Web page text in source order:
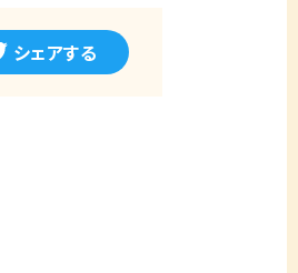
シェアする